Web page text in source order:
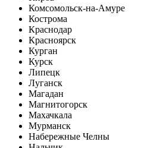
Комсомольск-на-Амуре
Кострома
Краснодар
Красноярск
Курган
Курск
Липецк
Луганск
Магадан
Магнитогорск
Махачкала
Мурманск
Набережные Челны